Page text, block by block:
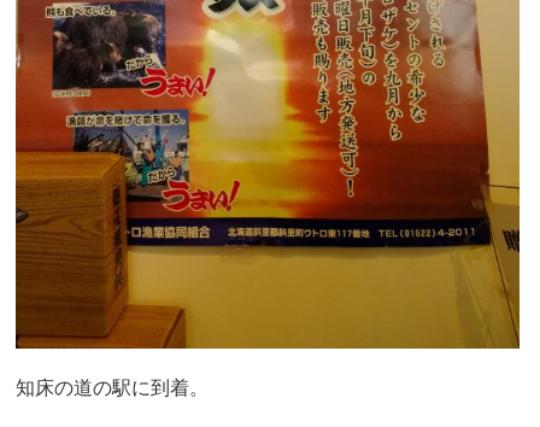
知床の道の駅に到着。